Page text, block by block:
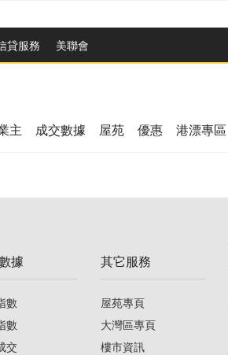
貸服務 美聯會
主 成交數據 屋苑 優惠 港漂專區
據
數
數
交
其它服務
屋苑專頁
大灣區專頁
樓市資訊